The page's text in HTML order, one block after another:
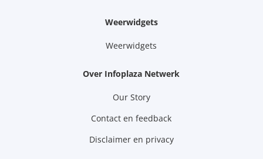
Weerwidgets
Weerwidgets
Over Infoplaza Netwerk
Our Story
Contact en feedback
Disclaimer en privacy